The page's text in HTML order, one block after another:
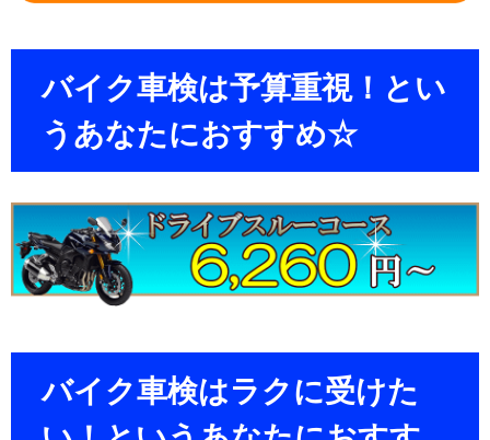
バイク車検は予算重視！とい
うあなたにおすすめ☆
バイク車検はラクに受けた